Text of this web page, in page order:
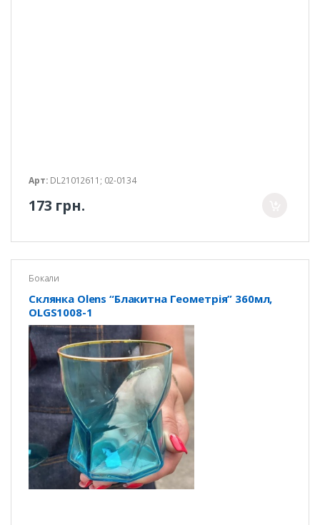
Арт: DL21012611; 02-0134
173 грн.
Бокали
Склянка Olens “Блакитна Геометрія” 360мл,
OLGS1008-1